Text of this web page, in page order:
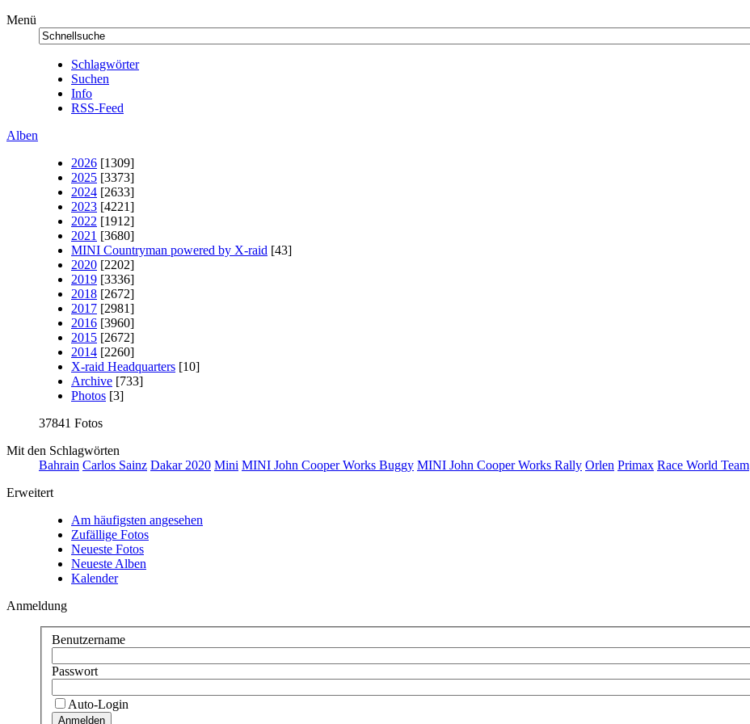
Menü
Schlagwörter
Suchen
Info
RSS-Feed
Alben
2026 [1309]
2025 [3373]
2024 [2633]
2023 [4221]
2022 [1912]
2021 [3680]
MINI Countryman powered by X-raid [43]
2020 [2202]
2019 [3336]
2018 [2672]
2017 [2981]
2016 [3960]
2015 [2672]
2014 [2260]
X-raid Headquarters [10]
Archive [733]
Photos [3]
37841 Fotos
Mit den Schlagwörten
Bahrain Carlos Sainz Dakar 2020 Mini MINI John Cooper Works Buggy MINI John Cooper Works Rally Orlen Primax Race World Team
Erweitert
Am häufigsten angesehen
Zufällige Fotos
Neueste Fotos
Neueste Alben
Kalender
Anmeldung
Benutzername
Passwort
Auto-Login